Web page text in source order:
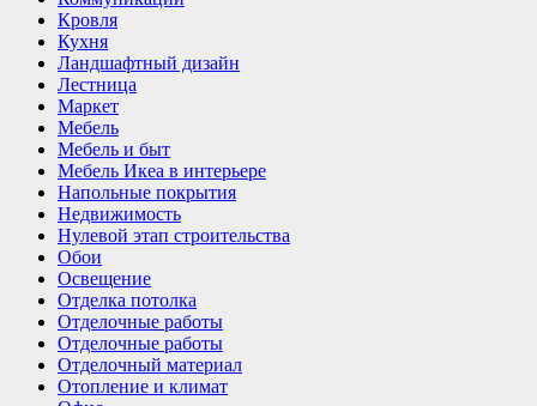
Кровля
Кухня
Ландшафтный дизайн
Лестница
Маркет
Мебель
Мебель и быт
Мебель Икеа в интерьере
Напольные покрытия
Недвижимость
Нулевой этап строительства
Обои
Освещение
Отделка потолка
Отделочные работы
Отделочные работы
Отделочный материал
Отопление и климат